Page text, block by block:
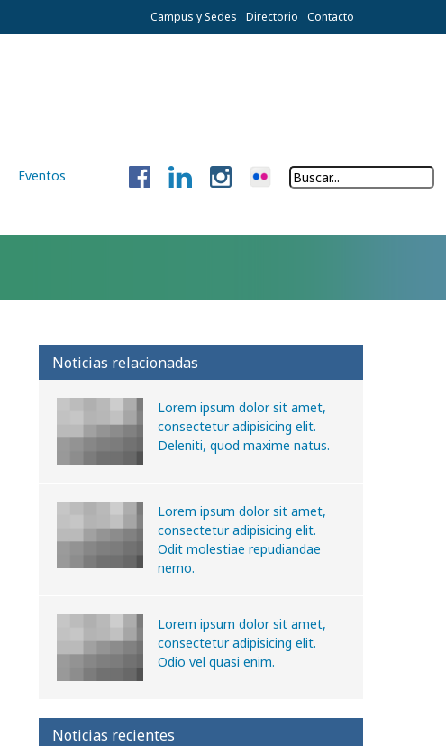
Campus y Sedes Directorio Contacto
Eventos
Noticias relacionadas
Lorem ipsum dolor sit amet,
consectetur adipisicing elit.
Deleniti, quod maxime natus.
Lorem ipsum dolor sit amet,
consectetur adipisicing elit.
Odit molestiae repudiandae
nemo.
Lorem ipsum dolor sit amet,
consectetur adipisicing elit.
Odio vel quasi enim.
Noticias recientes